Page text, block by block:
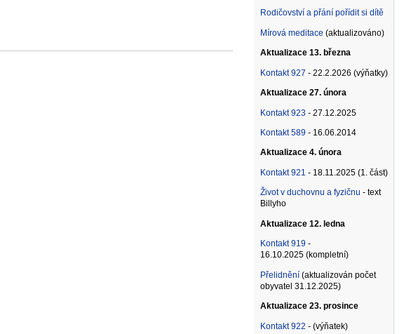
Rodičovství a přání pořídit si dítě
Mírová meditace (aktualizováno)
Aktualizace 13. března
Kontakt 927 - 22.2.2026 (výňatky)
Aktualizace 27. února
Kontakt 923- 27.12.2025
Kontakt 589- 16.06.2014
Aktualizace 4. února
Kontakt 921 - 18.11.2025 (1. část)
Život v duchovnu a fyzičnu - text
Billyho
Aktualizace 12. ledna
Kontakt 919 -
16.10.2025 (kompletní)
Přelidnění (aktualizován počet
obyvatel 31.12.2025)
Aktualizace 23. prosince
Kontakt 922 - (výňatek)